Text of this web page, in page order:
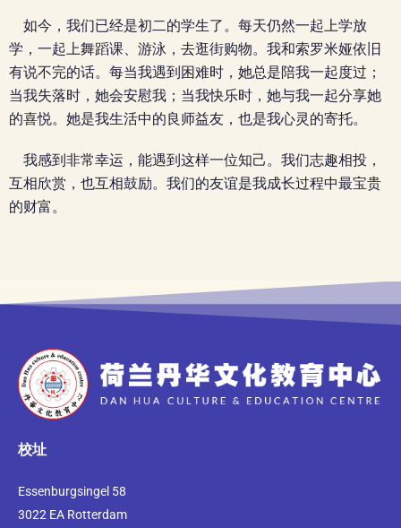
如今，我们已经是初二的学生了。每天仍然一起上学放
学，一起上舞蹈课、游泳，去逛街购物。我和索罗米娅依旧
有说不完的话。每当我遇到困难时，她总是陪我一起度过；
当我失落时，她会安慰我；当我快乐时，她与我一起分享她
的喜悦。她是我生活中的良师益友，也是我心灵的寄托。
我感到非常幸运，能遇到这样一位知己。我们志趣相投，
互相欣赏，也互相鼓励。我们的友谊是我成长过程中最宝贵
的财富。
校址
Essenburgsingel 58
3022 EA Rotterdam